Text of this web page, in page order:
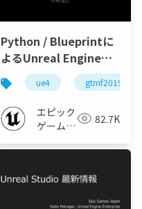
ue-editor jenkins
Python / Blueprintに
よるUnreal Engineの
自動化【GTMF2019】
ue4 gtmf2019
エピック
ゲームズ
82.7K